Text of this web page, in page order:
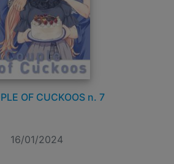
OF CUCKOOS n. 7
16/01/2024